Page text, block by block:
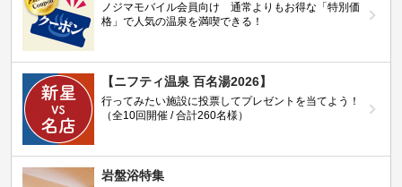
ノジマモバイル会員向け 通常よりもお得な「特別価
格」で人気の温泉を満喫できる！
【ニフティ温泉 百名湯2026】
行ってみたい施設に投票してプレゼントを当てよう！
（全10回開催 / 合計260名様）
岩盤浴特集